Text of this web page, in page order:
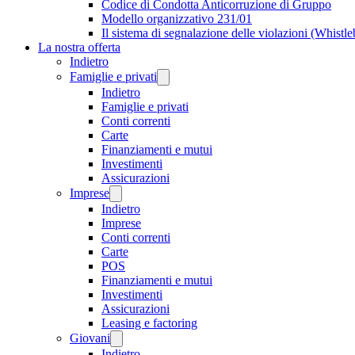
Codice di Condotta Anticorruzione di Gruppo
Modello organizzativo 231/01
Il sistema di segnalazione delle violazioni
La nostra offerta
Indietro
Famiglie e privati
Indietro
Famiglie e privati
Conti correnti
Carte
Finanziamenti e mutui
Investimenti
Assicurazioni
Imprese
Indietro
Imprese
Conti correnti
Carte
POS
Finanziamenti e mutui
Investimenti
Assicurazioni
Leasing e factoring
Giovani